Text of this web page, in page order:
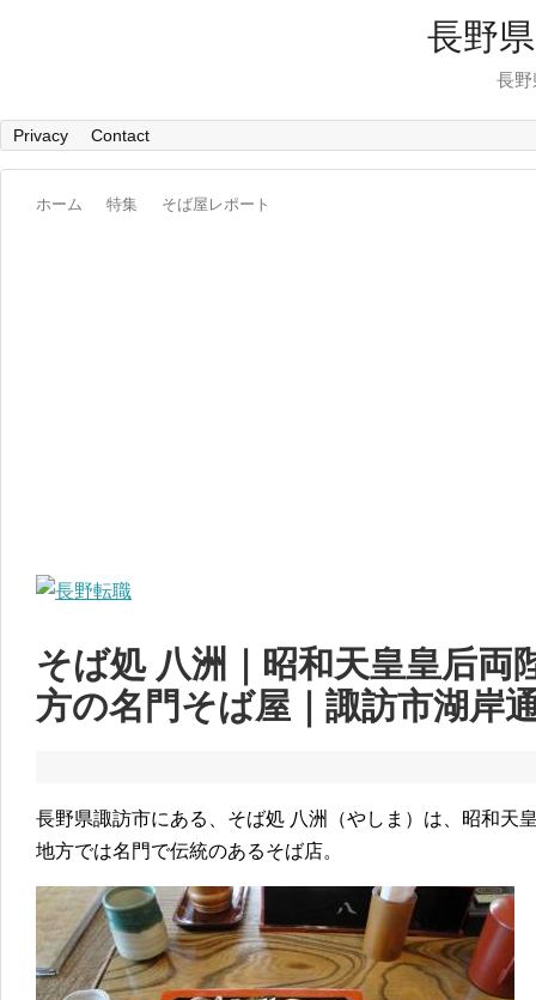
長野
長
Privacy Contact
ホーム 特集 そば屋レポート
そば処 八洲｜昭和天皇皇后両
方の名門そば屋｜諏訪市湖岸
長野県諏訪市にある、そば処 八洲（やしま）は、昭和天
地方では名門で伝統のあるそば店。